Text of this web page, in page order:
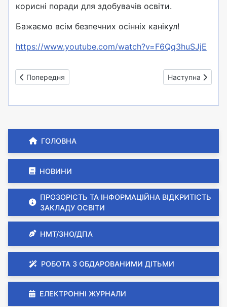
ГОЛОВНА
НОВИНИ
ПРОЗОРІСТЬ ТА ІНФОРМАЦІЙНА ВІДКРИТІСТЬ
ЗАКЛАДУ ОСВІТИ
НМТ/ЗНО/ДПА
РОБОТА З ОБДАРОВАНИМИ ДІТЬМИ
ЕЛЕКТРОННІ ЖУРНАЛИ
корисні поради для здобувачів освіти.
Бажаємо всім безпечних осінніх канікул!
https://www.youtube.com/watch?v=F6Qq3huSJjE
Попередня стаття: Вибори президента "Лідер" - 2023 (2)
Попередня Наступна
Наступна